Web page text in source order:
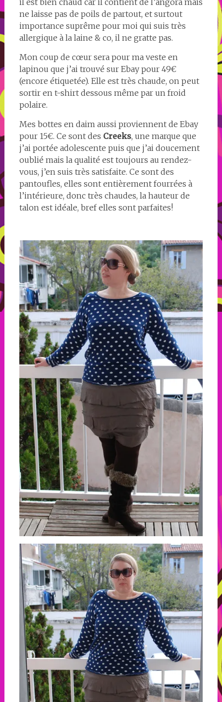
il est bien chaud car il contient de l’angora mais
ne laisse pas de poils de partout, et surtout
importance suprême pour moi qui suis très
allergique à la laine & co, il ne gratte pas.
Mon coup de cœur sera pour ma veste en
lapinou que j’ai trouvé sur Ebay pour 49€
(encore étiquetée). Elle est très chaude, on peut
sortir en t-shirt dessous même par un froid
polaire.
Mes bottes en daim aussi proviennent de Ebay
pour 15€. Ce sont des Creeks, une marque que
j’ai portée adolescente puis que j’ai doucement
oublié mais la qualité est toujours au rendez-
vous, j’en suis très satisfaite. Ce sont des
pantoufles, elles sont entièrement fourrées à
l’intérieure, donc très chaudes, la hauteur de
talon est idéale, bref elles sont parfaites!